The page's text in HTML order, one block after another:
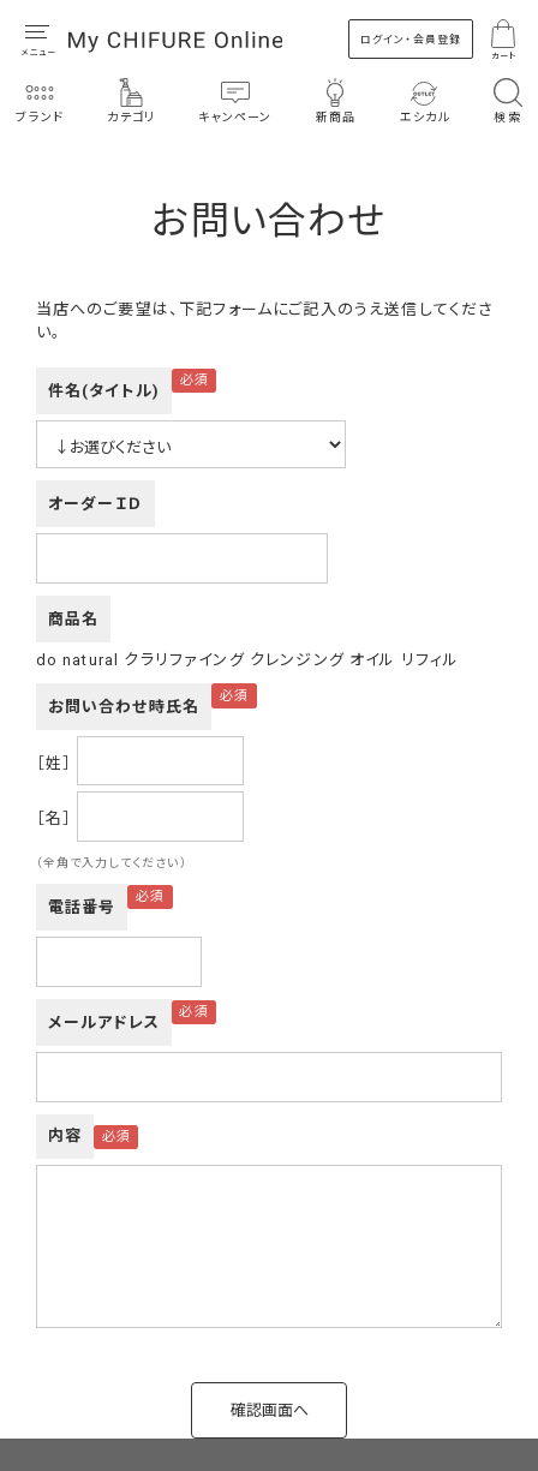
ログイン・会員登録
カート
ブランド カテゴリ キャンペーン 新商品 エシカル 検索
お問い合わせ
当店へのご要望は、下記フォームにご記入のうえ送信してくださ
い。
件名(タイトル)
オーダーＩＤ
商品名
do natural クラリファイング クレンジング オイル リフィル
お問い合わせ時氏名
［姓］
［名］
（全角で入力してください）
電話番号
メールアドレス
内容